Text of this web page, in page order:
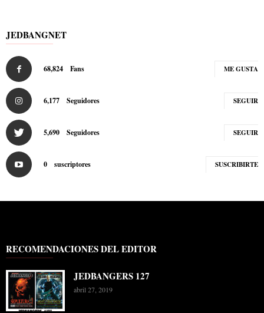
JEDBANGNET
68,824 Fans ME GUSTA
6,177 Seguidores SEGUIR
5,690 Seguidores SEGUIR
0 suscriptores SUSCRIBIRTE
RECOMENDACIONES DEL EDITOR
JEDBANGERS 127
abril 27, 2019